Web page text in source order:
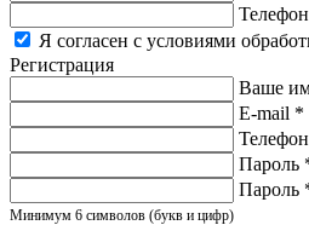
Телефон
Я согласен с условиями
Регистрация
Ваше
E-mail *
Телефон
Пароль
Пароль
Минимум 6 символов (букв и цифр)